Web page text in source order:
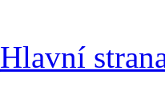
Hlavní